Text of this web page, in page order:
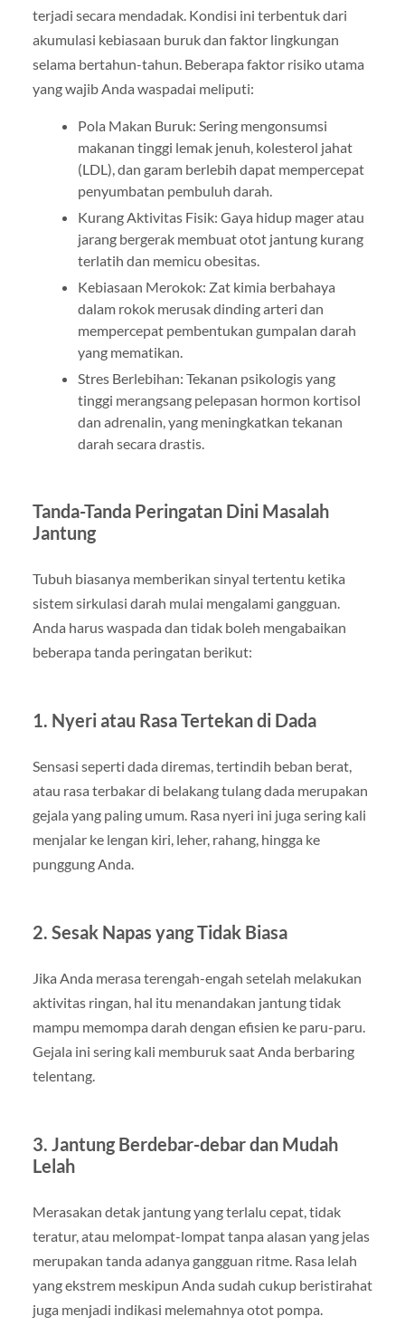
terjadi secara mendadak. Kondisi ini terbentuk dari
akumulasi kebiasaan buruk dan faktor lingkungan
selama bertahun-tahun. Beberapa faktor risiko utama
yang wajib Anda waspadai meliputi:
Pola Makan Buruk: Sering mengonsumsi
makanan tinggi lemak jenuh, kolesterol jahat
(LDL), dan garam berlebih dapat mempercepat
penyumbatan pembuluh darah.
Kurang Aktivitas Fisik: Gaya hidup mager atau
jarang bergerak membuat otot jantung kurang
terlatih dan memicu obesitas.
Kebiasaan Merokok: Zat kimia berbahaya
dalam rokok merusak dinding arteri dan
mempercepat pembentukan gumpalan darah
yang mematikan.
Stres Berlebihan: Tekanan psikologis yang
tinggi merangsang pelepasan hormon kortisol
dan adrenalin, yang meningkatkan tekanan
darah secara drastis.
Tanda-Tanda Peringatan Dini Masalah
Jantung
Tubuh biasanya memberikan sinyal tertentu ketika
sistem sirkulasi darah mulai mengalami gangguan.
Anda harus waspada dan tidak boleh mengabaikan
beberapa tanda peringatan berikut:
1. Nyeri atau Rasa Tertekan di Dada
Sensasi seperti dada diremas, tertindih beban berat,
atau rasa terbakar di belakang tulang dada merupakan
gejala yang paling umum. Rasa nyeri ini juga sering kali
menjalar ke lengan kiri, leher, rahang, hingga ke
punggung Anda.
2. Sesak Napas yang Tidak Biasa
Jika Anda merasa terengah-engah setelah melakukan
aktivitas ringan, hal itu menandakan jantung tidak
mampu memompa darah dengan efisien ke paru-paru.
Gejala ini sering kali memburuk saat Anda berbaring
telentang.
3. Jantung Berdebar-debar dan Mudah
Lelah
Merasakan detak jantung yang terlalu cepat, tidak
teratur, atau melompat-lompat tanpa alasan yang jelas
merupakan tanda adanya gangguan ritme. Rasa lelah
yang ekstrem meskipun Anda sudah cukup beristirahat
juga menjadi indikasi melemahnya otot pompa.